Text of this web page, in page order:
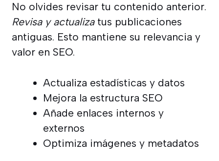
No olvides revisar tu contenido anterior.
Revisa y actualizatus publicaciones
antiguas. Esto mantiene su relevancia y
valor en SEO.
Actualiza estadísticas y datos
Mejora la estructura SEO
Añade enlaces internos y
externos
Optimiza imágenes y metadatos